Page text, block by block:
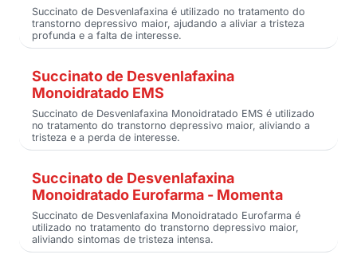
Succinato de Desvenlafaxina é utilizado no tratamento do
transtorno depressivo maior, ajudando a aliviar a tristeza
profunda e a falta de interesse.
Succinato de Desvenlafaxina
Monoidratado EMS
Succinato de Desvenlafaxina Monoidratado EMS é utilizado
no tratamento do transtorno depressivo maior, aliviando a
tristeza e a perda de interesse.
Succinato de Desvenlafaxina
Monoidratado Eurofarma - Momenta
Succinato de Desvenlafaxina Monoidratado Eurofarma é
utilizado no tratamento do transtorno depressivo maior,
aliviando sintomas de tristeza intensa.